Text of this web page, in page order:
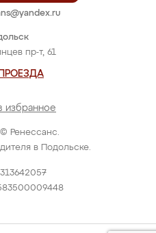
Ренессанс.
в Подольске.
пр-т, 61
избранное